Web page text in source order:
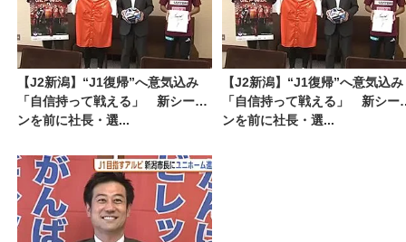
【J2新潟】“J1復帰”へ意気込み
「自信持って戦える」 新シーズ
ンを前に社長・選...
【J2新潟】“J1復帰”へ意気込み
「自信持って戦える」 新シー
ンを前に社長・選...